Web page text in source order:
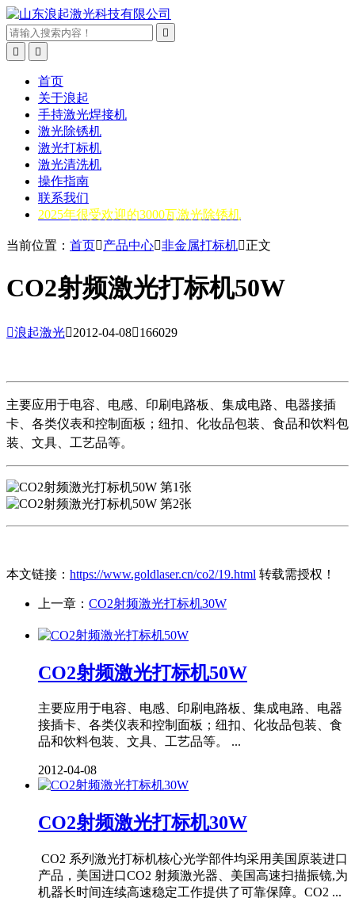



首页
关于浪起
手持激光焊接机
激光除锈机
激光打标机
激光清洗机
操作指南
联系我们
2025年很受欢迎的3000瓦激光除锈机
当前位置： 首页产品中心非金属打标机正文
CO2射频激光打标机50W
浪起激光2012-04-08166029
主要应用于电容、电感、印刷电路板、集成电路、电器接插
卡、各类仪表和控制面板；纽扣、化妆品包装、食品和饮料包
装、文具、工艺品等。
本文链接： https://www.goldlaser.cn/co2/19.html 转载需授权！
上一章： CO2射频激光打标机30W
CO2射频激光打标机50W
主要应用于电容、电感、印刷电路板、集成电路、电器
接插卡、各类仪表和控制面板；纽扣、化妆品包装、食
品和饮料包装、文具、工艺品等。 ...
2012-04-08
CO2射频激光打标机30W
CO2 系列激光打标机核心光学部件均采用美国原装进口
产品，美国进口CO2 射频激光器、美国高速扫描振镜,为
机器长时间连续高速稳定工作提供了可靠保障。CO2 ...